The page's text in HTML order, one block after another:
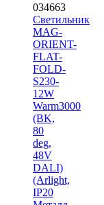
034663
Светильник
MAG-
ORIENT-
FLAT-
FOLD-
S230-
12W
Warm3000
(BK,
80
deg,
48V
DALI)
(Arlight,
IP20